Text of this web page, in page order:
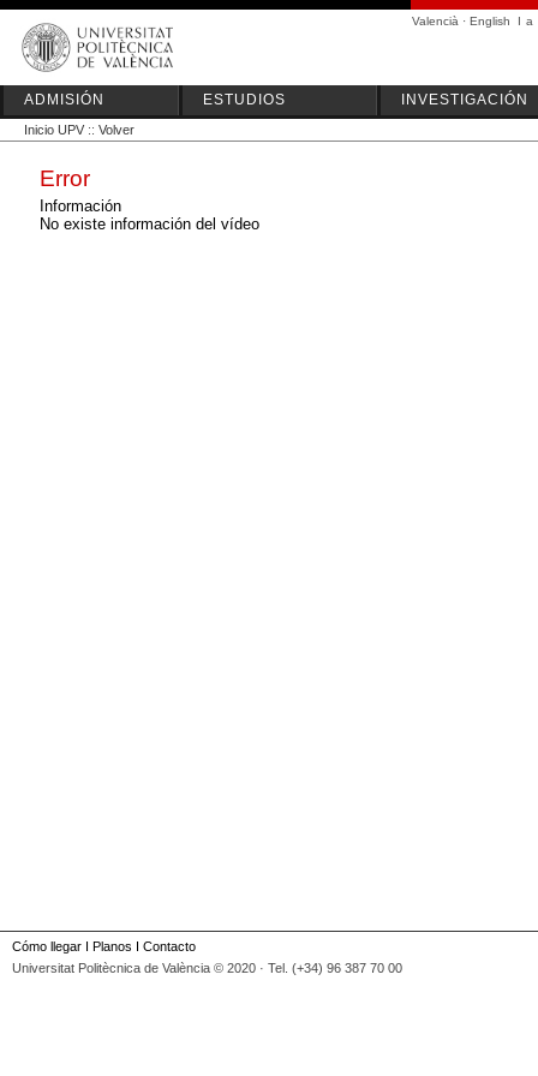
Valencià · English I a
ADMISIÓN ESTUDIOS INVESTIGACIÓN
Inicio UPV :: Volver
Error
Información
No existe información del vídeo
Cómo llegar I Planos I Contacto
Universitat Politècnica de València © 2020 · Tel. (+34) 96 387 70 00